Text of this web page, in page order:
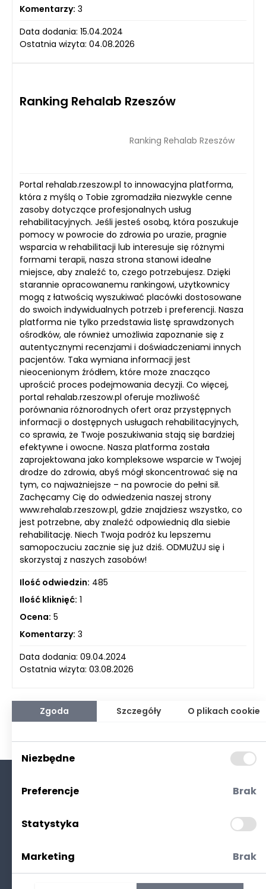
Komentarzy: 3
Data dodania: 15.04.2024
Ostatnia wizyta: 04.08.2026
Ranking Rehalab Rzeszów
Ranking Rehalab Rzeszów
Portal rehalab.rzeszow.pl to innowacyjna platforma,
która z myślą o Tobie zgromadziła niezwykle cenne
zasoby dotyczące profesjonalnych usług
rehabilitacyjnych. Jeśli jesteś osobą, która poszukuje
pomocy w powrocie do zdrowia po urazie, pragnie
wsparcia w rehabilitacji lub interesuje się różnymi
formami terapii, nasza strona stanowi idealne
miejsce, aby znaleźć to, czego potrzebujesz. Dzięki
starannie opracowanemu rankingowi, użytkownicy
mogą z łatwością wyszukiwać placówki dostosowane
do swoich indywidualnych potrzeb i preferencji. Nasza
platforma nie tylko przedstawia listę sprawdzonych
ośrodków, ale również umożliwia zapoznanie się z
autentycznymi recenzjami i doświadczeniami innych
pacjentów. Taka wymiana informacji jest
nieocenionym źródłem, które może znacząco
uprościć proces podejmowania decyzji. Co więcej,
portal rehalab.rzeszow.pl oferuje możliwość
porównania różnorodnych ofert oraz przystępnych
informacji o dostępnych usługach rehabilitacyjnych,
co sprawia, że Twoje poszukiwania stają się bardziej
efektywne i owocne. Nasza platforma została
zaprojektowana jako kompleksowe wsparcie w Twojej
drodze do zdrowia, abyś mógł skoncentrować się na
tym, co najważniejsze – na powrocie do pełni sił.
Zachęcamy Cię do odwiedzenia naszej strony
www.rehalab.rzeszow.pl, gdzie znajdziesz wszystko, co
jest potrzebne, aby znaleźć odpowiednią dla siebie
rehabilitację. Niech Twoja podróż ku lepszemu
samopoczuciu zacznie się już dziś. ODMUŻUJ się i
skorzystaj z naszych zasobów!
Ilość odwiedzin: 485
Ilość kliknięć: 1
Ocena: 5
Komentarzy: 3
Data dodania: 09.04.2024
Ostatnia wizyta: 03.08.2026
Polityka prywatności
Zgoda Szczegóły O plikach cookie
Niezbędne
Preferencje Brak
Statystyka
Marketing Brak